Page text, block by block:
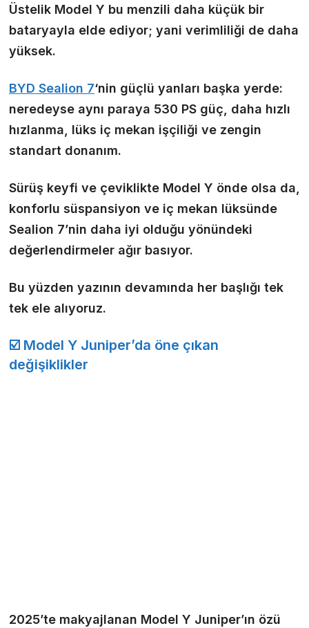
Üstelik Model Y bu menzili daha küçük bir
bataryayla elde ediyor; yani verimliliği de daha
yüksek.
BYD Sealion 7‘nin güçlü yanları başka yerde:
neredeyse aynı paraya 530 PS güç, daha hızlı
hızlanma, lüks iç mekan işçiliği ve zengin
standart donanım.
Sürüş keyfi ve çeviklikte Model Y önde olsa da,
konforlu süspansiyon ve iç mekan lüksünde
Sealion 7’nin daha iyi olduğu yönündeki
değerlendirmeler ağır basıyor.
Bu yüzden yazının devamında her başlığı tek
tek ele alıyoruz.
☑️ Model Y Juniper’da öne çıkan
değişiklikler
2025’te makyajlanan Model Y Juniper’ın özü